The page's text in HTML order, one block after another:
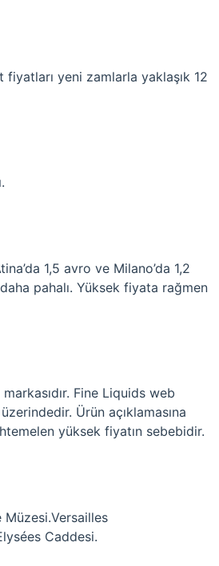
yeni zamlarla yaklaşık 12
1,5 avro ve Milano’da 1,2
pahalı. Yüksek fiyata rağmen
Fine Liquids web
Ürün açıklamasına
yüksek fiyatın sebebidir.
Caddesi.